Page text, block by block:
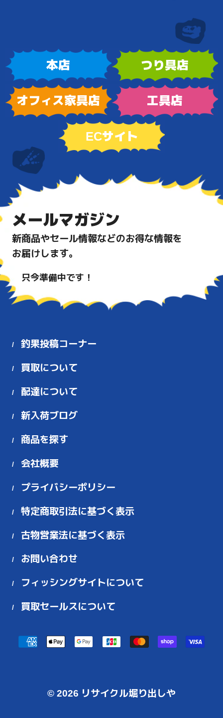
本店 つり具店
オフィス家具店 工具店
ECサイト
釣果投稿コーナー
買取について
配達について
新入荷ブログ
商品を探す
会社概要
プライバシーポリシー
特定商取引法に基づく表示
古物営業法に基づく表示
お問い合わせ
フィッシングサイトについて
買取セールスについて
メールマガジン
新商品やセール情報などのお得な情報を
お届けします。
只今準備中です！
© 2026 リサイクル堀り出しや